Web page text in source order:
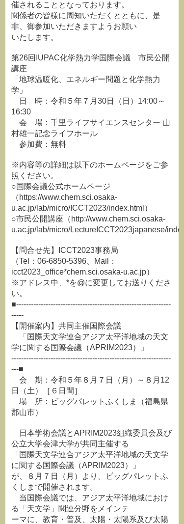
催されることとなっております。
関係者の皆様に周知いただくとともに、是
非、御参加いただきますようお願い
いたします。
第26回IUPAC化学熱力学国際会議 市民公開
講座
「地球温暖化、エネルギー問題と化学熱力
学」
日 時：令和５年７月30日（日）14:00～
16:30
会 場：千里ライフサイエンスセンター 山
村雄一記念ライフホール
参加費：無料
※内容等の詳細は以下のホームページをご参
照ください。
○国際会議公式ホームページ
（https://www.chem.sci.osaka-
u.ac.jp/lab/micro/ICCT2023/index.html）
○市民公開講座（http://www.chem.sci.osaka-
u.ac.jp/lab/micro/LectureICCT2023japanese/
【問合せ先】ICCT2023事務局
（Tel：06-6850-5396、Mail：
icct2023_office*chem.sci.osaka-u.ac.jp）
※アドレス中、*を@に変更してお送りくださ
い。
■---------------------------------------------------------------
-----
【開催案内】共同主催国際会議
「国際天文学連合アジア太平洋地域の天文
学に関する国際会議（APRIM2023）」
-----------------------------------------------------------------
---■
会 期：令和５年８月７日（月）～８月12
日（土）［６日間］
場 所：ビッグパレットふくしま（福島県
郡山市）
日本学術会議とAPRIM2023組織委員会及び
公立大学会津大学が共同主催する
「国際天文学連合アジア太平洋地域の天文学
に関する国際会議（APRIM2023）」
が、８月７日（月）より、ビッグパレットふ
くしまで開催されます。
当国際会議では、アジア太平洋地域におけ
る「天文学」関連分野をメインテ
ーマに、教育・普及、太陽・太陽系及び太陽